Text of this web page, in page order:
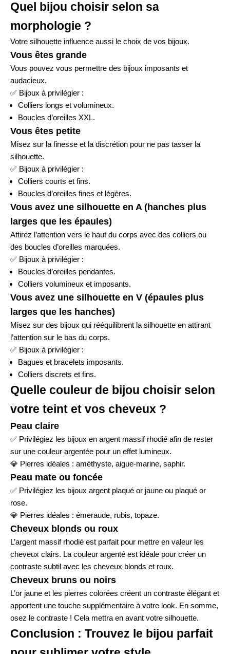
Quel bijou choisir selon sa
morphologie ?
Votre silhouette influence aussi le choix de vos bijoux.
Vous êtes grande
Vous pouvez vous permettre des bijoux imposants et
audacieux.
✅ Bijoux à privilégier :
Colliers longs et volumineux.
Boucles d’oreilles XXL.
Vous êtes petite
Misez sur la finesse et la discrétion pour ne pas tasser la
silhouette.
✅ Bijoux à privilégier :
Colliers courts et fins.
Boucles d’oreilles fines et légères.
Vous avez une silhouette en A (hanches plus
larges que les épaules)
Attirez l’attention vers le haut du corps avec des colliers ou
des boucles d’oreilles marquées.
✅ Bijoux à privilégier :
Boucles d’oreilles pendantes.
Colliers volumineux et imposants.
Vous avez une silhouette en V (épaules plus
larges que les hanches)
Misez sur des bijoux qui rééquilibrent la silhouette en attirant
l’attention sur le bas du corps.
✅ Bijoux à privilégier :
Bagues et bracelets imposants.
Colliers discrets et fins.
Quelle couleur de bijou choisir selon
votre teint et vos cheveux ?
Peau claire
✅ Privilégiez les bijoux en argent massif rhodié afin de rester
sur une couleur argentée pour un effet lumineux.
💎 Pierres idéales : améthyste, aigue-marine, saphir.
Peau mate ou foncée
✅ Privilégiez les bijoux argent plaqué or jaune ou plaqué or
rose.
💎 Pierres idéales : émeraude, rubis, topaze.
Cheveux blonds ou roux
L’argent massif rhodié est parfait pour mettre en valeur les
cheveux clairs. La couleur argenté est idéale pour créer un
contraste subtil avec les cheveux blonds et roux.
Cheveux bruns ou noirs
L’or jaune et les pierres colorées créent un contraste élégant et
apportent une touche supplémentaire à votre look. En somme,
osez le contraste ! Cela mettra en avant votre silhouette.
Conclusion : Trouvez le bijou parfait